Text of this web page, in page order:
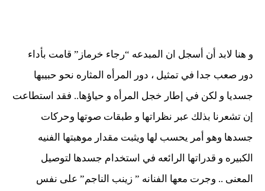
و هنا لابد أن أسجل ان المبدعه “رجاء خرماز” قامت بأداء
دور صعب جدا في تمثيل ، دور المرأه المثاره نحو حبيبها
جسديا و لكن في إطار خجل المرأه و حياؤها.. فقد استطاعت
إن تشعرنا بذلك عبر نظراتها و طبقات صوتها وحركات
جسدها وهو أمر يحسب لها ويثبت مقدار موهبتها الفنيه
الكبيره و قدراتها الرائعه في استخدام جسدها لتوصيل
المعنى .. وجرت معها الفنانه ” زينب الناجم” على نفس